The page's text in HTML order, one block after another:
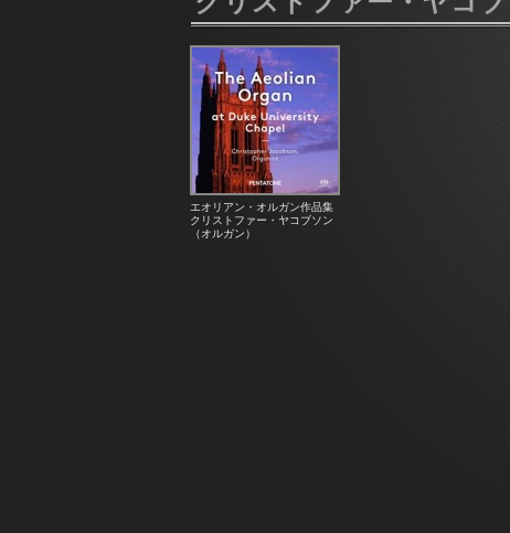
エオリアン・オルガン作品集
クリストファー・ヤコブソン
（オルガン）